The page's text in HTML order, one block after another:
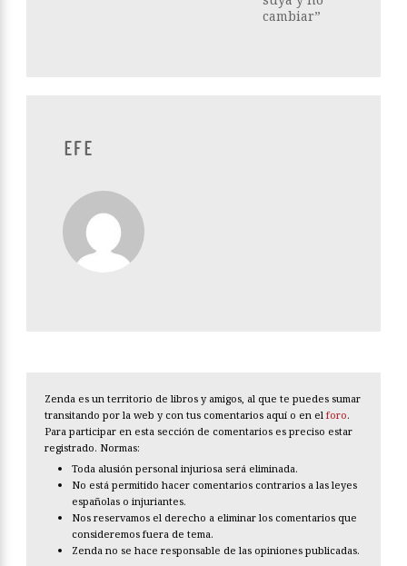
cambiar”
EFE
Zenda es un territorio de libros y amigos, al que te puedes sumar
transitando por la web y con tus comentarios aquí o en el foro.
Para participar en esta sección de comentarios es preciso estar
registrado. Normas:
Toda alusión personal injuriosa será eliminada.
No está permitido hacer comentarios contrarios a las leyes
españolas o injuriantes.
Nos reservamos el derecho a eliminar los comentarios que
consideremos fuera de tema.
Zenda no se hace responsable de las opiniones publicadas.